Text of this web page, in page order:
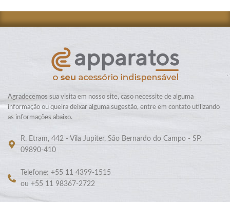
Agradecemos sua visita em nosso site, caso necessite de alguma
informação ou queira deixar alguma sugestão, entre em contato utilizando
as informações abaixo.
R. Etram, 442 - Vila Jupiter, São Bernardo do Campo - SP,
09890-410
Telefone: +55 11 4399-1515
ou +55 11 98367-2722